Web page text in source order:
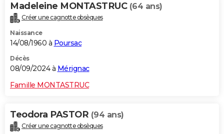
Madeleine MONTASTRUC (64 ans)
Créer une cagnotte obsèques
Naissance
14/08/1960 à Poursac
Décès
08/09/2024 à Mérignac
Famille MONTASTRUC
Teodora PASTOR (94 ans)
Créer une cagnotte obsèques